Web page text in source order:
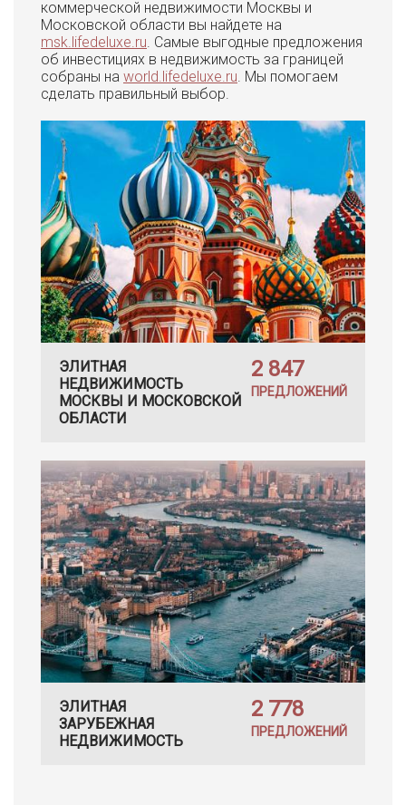
коммерческой недвижимости Москвы и
Московской области вы найдете на
msk.lifedeluxe.ru . Самые выгодные предложения
об инвестициях в недвижимость за границей
собраны на world.lifedeluxe.ru . Мы помогаем
сделать правильный выбор.
ЭЛИТНАЯ
НЕДВИЖИМОСТЬ
МОСКВЫ И МОСКОВСКОЙ
ОБЛАСТИ
2 847
ПРЕДЛОЖЕНИЙ
ЭЛИТНАЯ
ЗАРУБЕЖНАЯ
НЕДВИЖИМОСТЬ
2 778
ПРЕДЛОЖЕНИЙ